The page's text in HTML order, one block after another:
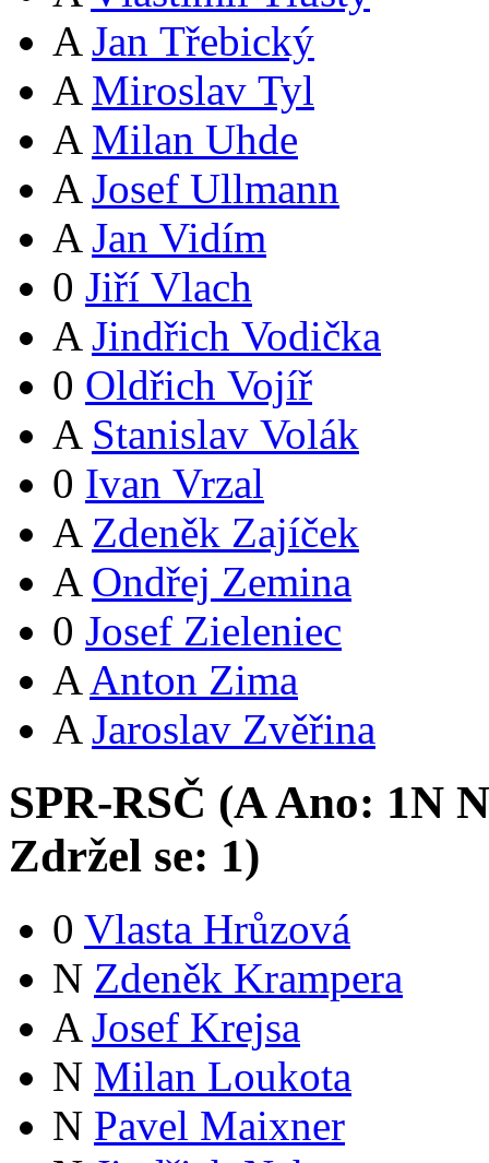
A Jan Třebický
A Miroslav Tyl
A Milan Uhde
A Josef Ullmann
A Jan Vidím
0 Jiří Vlach
A Jindřich Vodička
0 Oldřich Vojíř
A Stanislav Volák
0 Ivan Vrzal
A Zdeněk Zajíček
A Ondřej Zemina
0 Josef Zieleniec
A Anton Zima
A Jaroslav Zvěřina
SPR-RSČ (AAno: 1N
Zdržel se: 1)
0 Vlasta Hrůzová
N Zdeněk Krampera
A Josef Krejsa
N Milan Loukota
N Pavel Maixner